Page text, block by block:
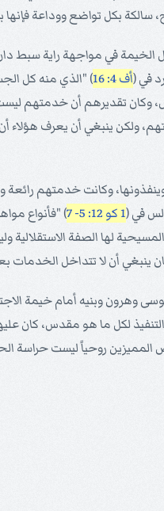
سالكة بكل تواضع ووداعة
الخيمة في مواجهة راية سبط
في (أف 4: 16
) "الذي منه كل
وكان تقديرهم أن خدمتهم
ولكن ينبغي أن يعرف هؤلاء
في (1 كو 12: 5- 7
) "فأنواع
لها الصفة
المكان المعطى لموسى وهرون وبنيه
لكل ما هو مقدس، كان
روحياً ليست حراسة